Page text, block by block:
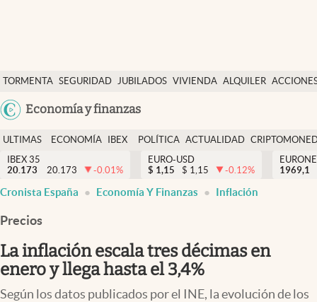
TORMENTA SEGURIDAD JUBILADOS VIVIENDA ALQUILER
USA
Economía y finanzas
Economía y finanzas
Política
Actualidad
Criptomonedas
España
ULTIMAS
NOTICIAS
ECONOMÍA
FINANZAS
IBEX
EURO
POLÍTICA ACTUALIDAD
IBEX 35
20.173
20.173 -0.01%
EURO-USD
$ 1,15 $ 1,15 -0.12%
1969,1
Cronista España Economía Y Finanzas Inflación
Precios
La inflación escala tres décimas en
enero y llega hasta el 3,4%
Según los datos publicados por el INE, la evolución de los